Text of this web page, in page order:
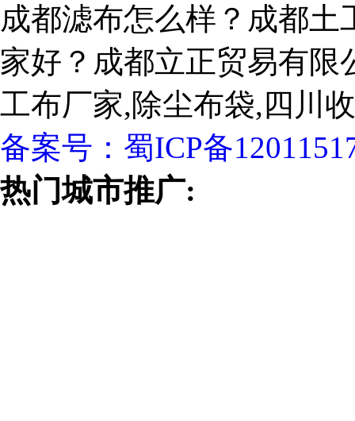
成都滤布怎么样？成都
家好？成都立正贸易有
工布厂家,除尘布袋,四川
备案号： 蜀ICP备
热门城市推广: